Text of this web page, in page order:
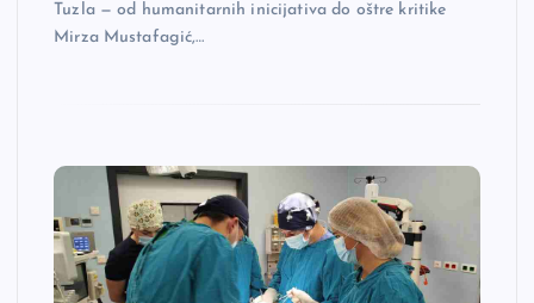
Tuzla — od humanitarnih inicijativa do oštre kritike
Mirza Mustafagić,…